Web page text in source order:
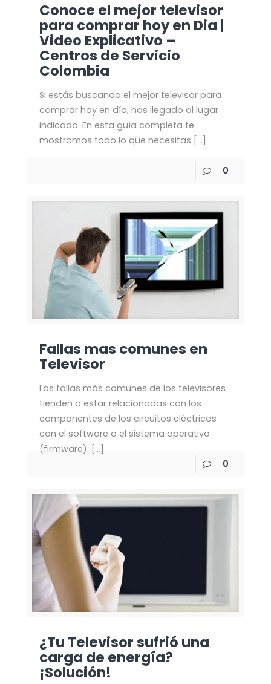
Conoce el mejor televisor
para comprar hoy en Dia |
Video Explicativo –
Centros de Servicio
Colombia
Si estás buscando el mejor televisor para
comprar hoy en día, has llegado al lugar
indicado. En esta guía completa te
mostramos todo lo que necesitas […]
0
Fallas mas comunes en
Televisor
Las fallas más comunes de los televisores
tienden a estar relacionadas con los
componentes de los circuitos eléctricos
con el software o el sistema operativo
(firmware). […]
0
¿Tu Televisor sufrió una
carga de energía?
¡Solución!